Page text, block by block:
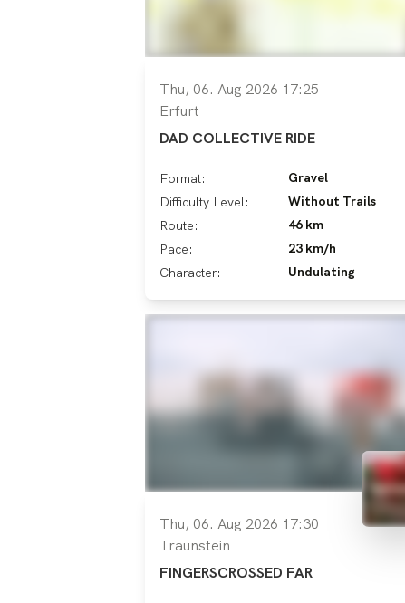
Thu, 06. Aug 2026 17:25
Erfurt
DAD COLLECTIVE RIDE
Format:
Gravel
Difficulty Level:
Without Trails
Route:
46 km
Pace:
23 km/h
Character:
Undulating
Thu, 06. Aug 2026 17:30
Traunstein
FINGERSCROSSED FAR